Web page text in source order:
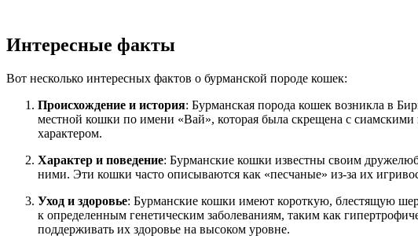
Интересные факты
Вот несколько интересных фактов о бурманской породе кошек:
Происхождение и история: Бурманская порода кошек возникла в
местной кошки по имени «Вай», которая была скрещена с
характером.
Характер и поведение: Бурманские кошки известны своим
ними. Эти кошки часто описываются как «песчаные» из-за их
Уход и здоровье: Бурманские кошки имеют короткую, блестящую
к определенным генетическим заболеваниям, таким как
поддерживать их здоровье на высоком уровне.